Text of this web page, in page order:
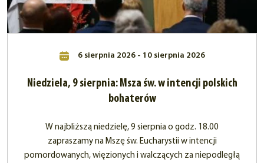
6 sierpnia 2026 - 10 sierpnia 2026
Niedziela, 9 sierpnia: Msza św. w intencji polskich
bohaterów
W najbliższą niedzielę, 9 sierpnia o godz. 18.00
zapraszamy na Mszę św. Eucharystii w intencji
pomordowanych, więzionych i walczących za niepodległą